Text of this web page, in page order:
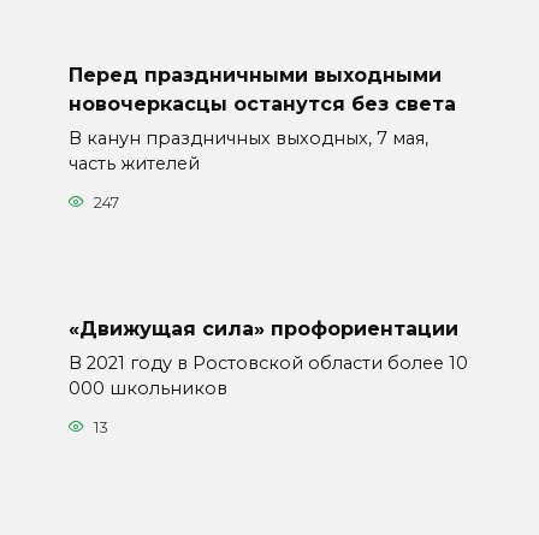
Перед праздничными выходными
новочеркасцы останутся без света
В канун праздничных выходных, 7 мая,
часть жителей
247
«Движущая сила» профориентации
В 2021 году в Ростовской области более 10
000 школьников
13